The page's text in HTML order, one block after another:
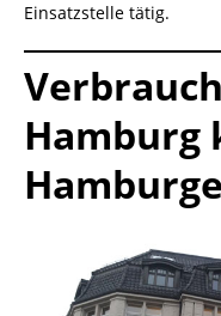
Einsatzstelle tätig.
Hamburg